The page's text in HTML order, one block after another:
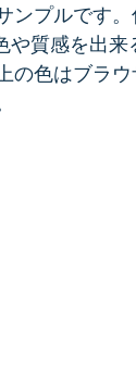
ンプルです。
や質感を出来
の色はブラ